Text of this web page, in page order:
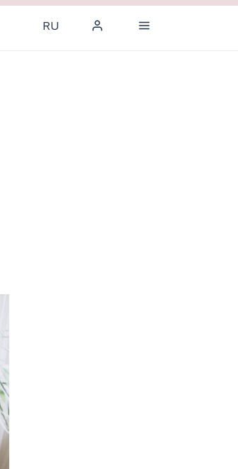
RU